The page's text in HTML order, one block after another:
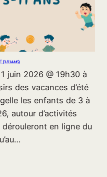
(3/11ANS)
juin 2026 @ 19h30 à
des vacances d’été
les enfants de 3 à
autour d’activités
en ligne du